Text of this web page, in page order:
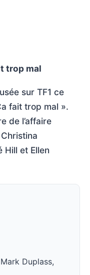
trop mal
sur TF1 ce
fait trop mal ».
de l’affaire
Hill et Ellen
Duplass,